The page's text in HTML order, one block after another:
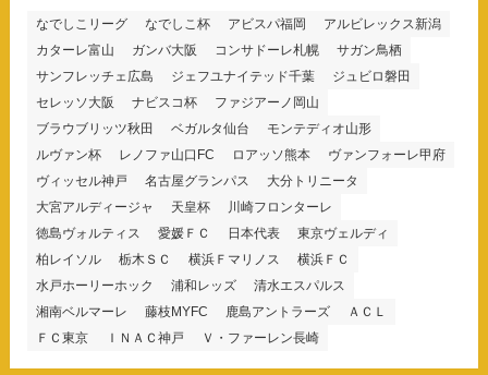
なでしこリーグ なでしこ杯 アビスパ福岡
アルビレックス新潟
カターレ富山
ガンバ大阪 コンサドーレ札幌
サガン鳥栖
サンフレッチェ広島
ジェフユナイテッド千葉
ジュビロ磐田
セレッソ大阪
ナビスコ杯
ファジアーノ岡山
ブラウブリッツ秋田
ベガルタ仙台
モンテディオ山形
ルヴァン杯
レノファ山口FC ロアッソ熊本
ヴァンフォーレ甲府
ヴィッセル神戸
名古屋グランパス
大分トリニータ
大宮アルディージャ
天皇杯
川崎フロンターレ
徳島ヴォルティス
愛媛ＦＣ 日本代表
東京ヴェルディ
柏レイソル
栃木ＳＣ 横浜Ｆマリノス
横浜ＦＣ
水戸ホーリーホック
浦和レッズ
清水エスパルス
湘南ベルマーレ
藤枝MYFC 鹿島アントラーズ
ＡＣＬ
ＦＣ東京
ＩＮＡＣ神戸 Ｖ・ファーレン長崎